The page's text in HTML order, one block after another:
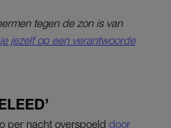
tegen de zon is van
jezelf op een verantwoorde
per nacht overspoeld door